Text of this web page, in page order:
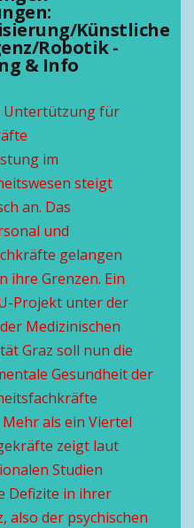
Künstliche
Robotik -
& Info
Untertützung für
im
steigt
an. Das
und
gelangen
ihre Grenzen. Ein
Projekt unter der
Medizinischen
Graz soll nun die
Gesundheit der
als ein Viertel
zeigt laut
Studien
Defizite in ihrer
also der psychischen